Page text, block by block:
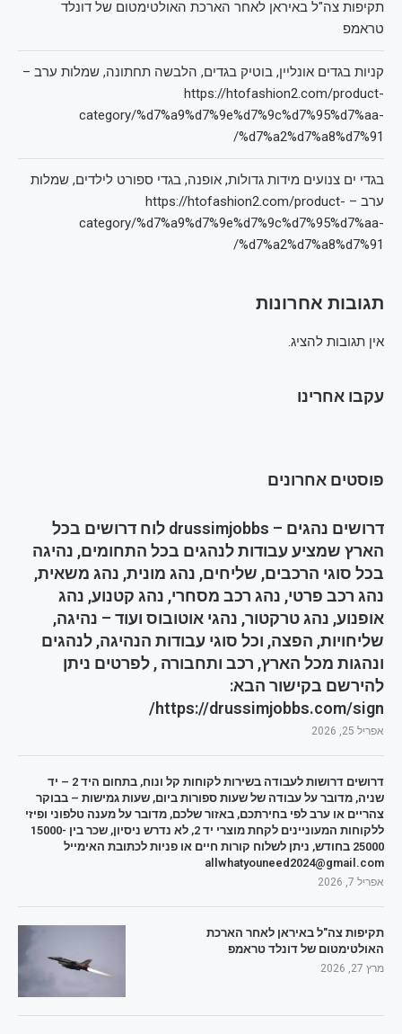
תקיפות צה"ל באיראן לאחר הארכת האולטימטום של דונלד
טראמפ
קניות בגדים אונליין, בוטיק בגדים, הלבשה תחתונה, שמלות ערב –
https://htofashion2.com/product-
category/%d7%a9%d7%9e%d7%9c%d7%95%d7%aa-
%d7%a2%d7%a8%d7%91/
בגדי ים צנועים מידות גדולות, אופנה, בגדי ספורט לילדים, שמלות
ערב – https://htofashion2.com/product-
category/%d7%a9%d7%9e%d7%9c%d7%95%d7%aa-
%d7%a2%d7%a8%d7%91/
תגובות אחרונות
אין תגובות להציג.
עקבו אחרינו
פוסטים אחרונים
דרושים נהגים – drussimjobbs לוח דרושים בכל
הארץ שמציע עבודות לנהגים בכל התחומים, נהיגה
בכל סוגי הרכבים, שליחים, נהג מונית, נהג משאית,
נהג רכב פרטי, נהג רכב מסחרי, נהג קטנוע, נהג
אופנוע, נהג טרקטור, נהגי אוטובוס ועוד – נהיגה,
שליחויות, הפצה, וכל סוגי עבודות הנהיגה, לנהגים
ונהגות מכל הארץ, רכב ותחבורה , לפרטים ניתן
להירשם בקישור הבא:
https://drussimjobbs.com/sign/
אפריל 25, 2026
דרושים דרושות לעבודה בשירות לקוחות קל ונוח, בתחום היד 2 – יד
שניה, מדובר על עבודה של שעות ספורות ביום, שעות גמישות – בבוקר
צהריים או ערב לפי בחירתכם, באזור שלכם, מדובר על מענה טלפוני ופיזי
ללקוחות המעוניינים לקחת מוצרי יד 2, לא נדרש ניסיון, שכר בין 15000-
25000 בחודש, ניתן לשלוח קורות חיים או פניות לכתובת האימייל
allwhatyouneed2024@gmail.com
אפריל 7, 2026
תקיפות צה"ל באיראן לאחר הארכת
האולטימטום של דונלד טראמפ
מרץ 27, 2026